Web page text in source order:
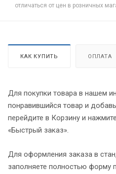
отличаться от цен в розничных
КАК КУПИТЬ ОПЛАТА
Для покупки товара в нашем
понравившийся товар и
перейдите в Корзину и
«Быстрый заказ».
Для оформления заказа в
заполняете полностью форму